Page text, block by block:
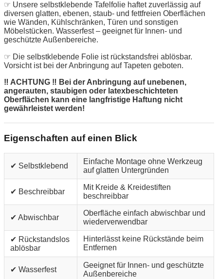
☞ Unsere selbstklebende Tafelfolie haftet zuverlässig auf
diversen glatten, ebenen, staub- und fettfreien Oberflächen
wie Wänden, Kühlschränken, Türen und sonstigen
Möbelstücken. Wasserfest – geeignet für Innen- und
geschützte Außenbereiche.
☞ Die selbstklebende Folie ist rückstandsfrei ablösbar.
Vorsicht ist bei der Anbringung auf Tapeten geboten.
‼ ACHTUNG ‼ Bei der Anbringung auf unebenen,
angerauten, staubigen oder latexbeschichteten
Oberflächen kann eine langfristige Haftung nicht
gewährleistet werden!
Eigenschaften auf einen Blick
✔ Selbstklebend
Einfache Montage ohne Werkzeug
auf glatten Untergründen
✔ Beschreibbar
Mit Kreide & Kreidestiften
beschreibbar
✔ Abwischbar
Oberfläche einfach abwischbar und
wiederverwendbar
✔ Rückstandslos
ablösbar
Hinterlässt keine Rückstände beim
Entfernen
✔ Wasserfest
Geeignet für Innen- und geschützte
Außenbereiche